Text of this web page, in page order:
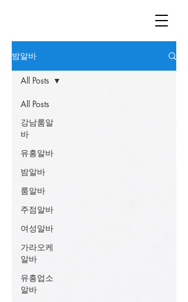
밤알바
All Posts
강남룸알
바
유흥알바
밤알바
룸알바
주점알바
여성알바
가라오케
알바
유흥업소
알바
All Posts